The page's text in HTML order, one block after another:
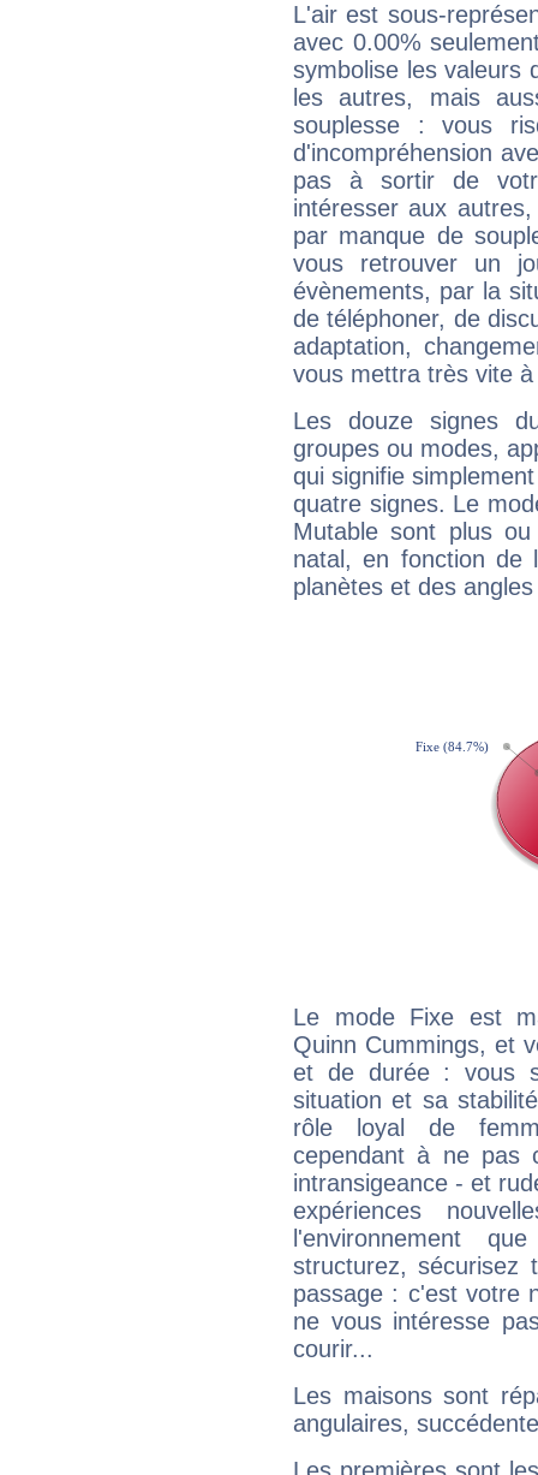
L'air est sous-
avec 0.00%
symbolise les valeurs
les autres, mais
souplesse : vous
d'incompréhension
pas à sortir de
intéresser aux
par manque de
vous retrouver un
évènements, par la
de téléphoner, de
adaptation,
vous mettra très vite
Les douze signes
groupes ou modes,
qui signifie
quatre signes. Le
Mutable sont plus
natal, en fonction de
planètes et des
Le mode Fixe est
Quinn Cummings, et
et de durée : vous
situation et sa
rôle loyal de
cependant à ne pas
intransigeance - et
expériences
l'environnement
structurez, sécurisez
passage : c'est votre
ne vous intéresse
courir...
Les maisons sont
angulaires,